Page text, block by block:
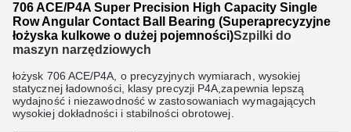
706 ACE/P4A Super Precision High Capacity Single
Row Angular Contact Ball Bearing (Superaprecyzyjne
łożyska kulkowe o dużej pojemności)Szpilki do
maszyn narzędziowych
łożysk 706 ACE/P4A, o precyzyjnych wymiarach, wysokiej
statycznej ładowności, klasy precyzji P4A,zapewnia lepszą
wydajność i niezawodność w zastosowaniach wymagających
wysokiej dokładności i stabilności obrotowej.